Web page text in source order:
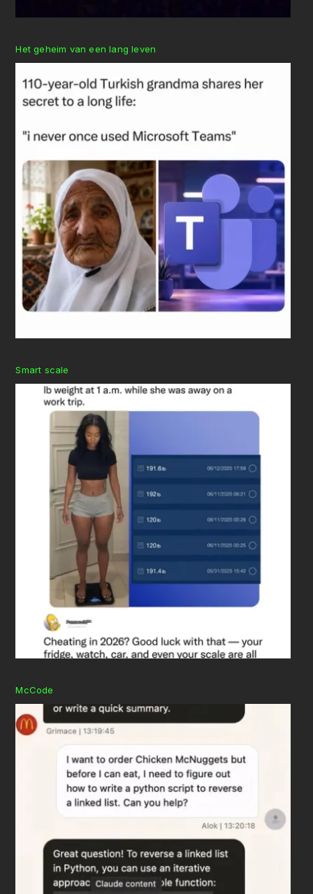
Het geheim van een lang leven
Smart scale
McCode